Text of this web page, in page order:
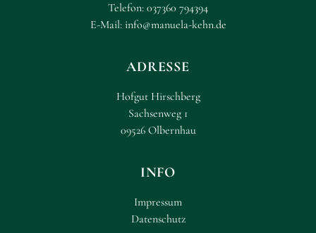
Telefon: 037360 794394
E-Mail: info@manuela-kehn.de
ADRESSE
Hofgut Hirschberg
Sachsenweg 1
09526 Olbernhau
INFO
Impressum
Datenschutz